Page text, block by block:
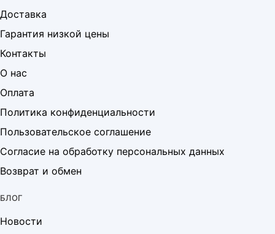
Доставка
Гарантия низкой цены
Контакты
О нас
Оплата
Политика конфиденциальности
Пользовательское соглашение
Согласие на обработку персональных данных
Возврат и обмен
БЛОГ
Новости